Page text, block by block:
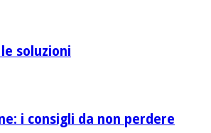
soluzioni
i consigli da non perdere